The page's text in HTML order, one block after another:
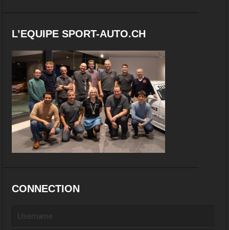
L’EQUIPE SPORT-AUTO.CH
CONNECTION